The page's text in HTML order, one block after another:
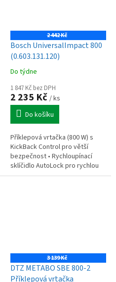
2 442 Kč
Bosch UniversalImpact 800
(0.603.131.120)
Do týdne
1 847 Kč bez DPH
2 235 Kč / ks
Do košíku
Příklepová vrtačka (800 W) s
KickBack Control pro větší
bezpečnost • Rychloupínací
sklíčidlo AutoLock pro rychlou
výměnu nástrojů • Předvolba
3 139 Kč
DTZ METABO SBE 800-2
Příklepová vrtačka